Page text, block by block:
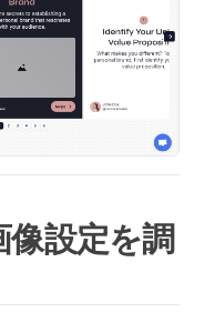
設定を調